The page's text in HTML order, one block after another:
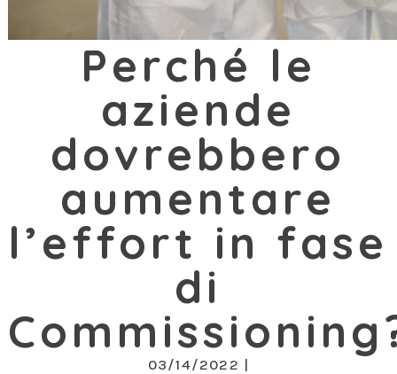
Perché le
aziende
dovrebbero
aumentare
l’effort in fase
di
03/14/2022 |